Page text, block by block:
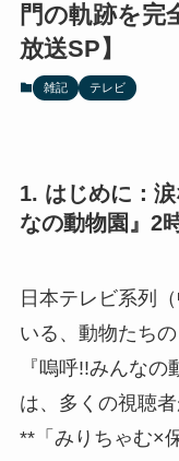
門の軌跡を完
放送SP】
雑記 テレビ
1. はじめに：
なの動物園』2
日本テレビ系列
いる、動物たち
『嗚呼!!みんな
は、多くの視聴
**「みりちゃむ×